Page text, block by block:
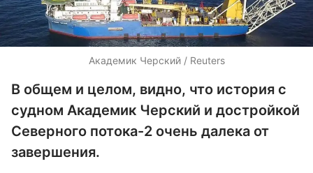
Академик Черский / Reuters
В общем и целом, видно, что история с
судном Академик Черский и достройкой
Северного потока-2 очень далека от
завершения.